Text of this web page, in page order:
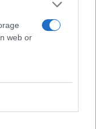
web or
στα